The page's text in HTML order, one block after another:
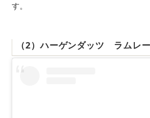
す。
（2）ハーゲンダッツ ラムレ